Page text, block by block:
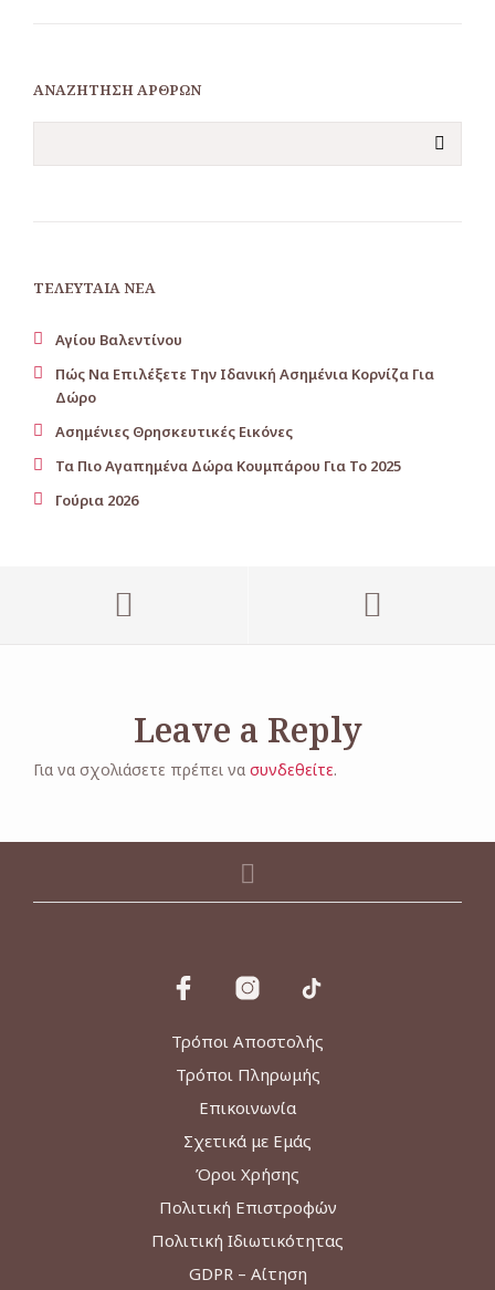
ΑΝΑΖΉΤΗΣΗ ΆΡΘΡΩΝ
ΤΕΛΕΥΤΑΊΑ ΝΈΑ
Αγίου Βαλεντίνου
Πώς Να Επιλέξετε Την Ιδανική Ασημένια Κορνίζα Για
Δώρο
Ασημένιες Θρησκευτικές Εικόνες
Τα Πιο Αγαπημένα Δώρα Κουμπάρου Για Το 2025
Γούρια 2026
Leave a Reply
Για να σχολιάσετε πρέπει να συνδεθείτε.
Τρόποι Αποστολής
Τρόποι Πληρωμής
Επικοινωνία
Σχετικά με Εμάς
Όροι Χρήσης
Πολιτική Επιστροφών
Πολιτική Ιδιωτικότητας
GDPR – Αίτηση